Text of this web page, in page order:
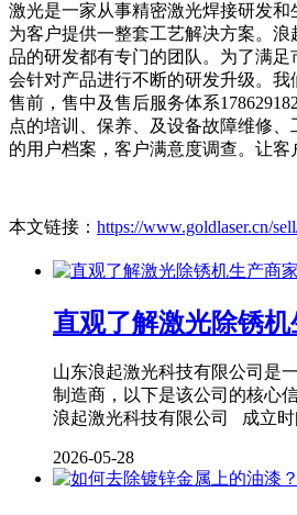
激光是一家从事精密激光焊接研发
为客户提供一整套工艺解决方案。
品的研发都有专门的团队。为了满足
会针对产品进行不断的研发升级。我
售前，售中及售后服务体系
点的培训、保养、及设备故障维修
的用户档案，客户满意度调查。让客
本文链接： https://www.goldlaser.cn/
直观了解激光除锈
山东浪起激光科技有限公司是
制造商，以下是该公司的核心
浪起激光科技有限公司 成立时
2026-05-28